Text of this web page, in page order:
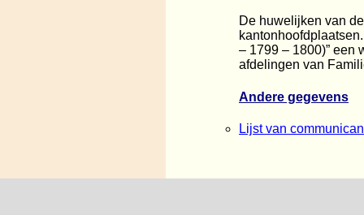
De huwelijken van
– 1799 – 1800)” een
afdelingen van
Andere gegevens
Lijst van